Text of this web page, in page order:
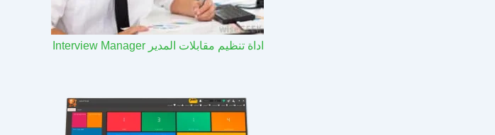
اداة تنظيم مقابلات المدير Interview Manager